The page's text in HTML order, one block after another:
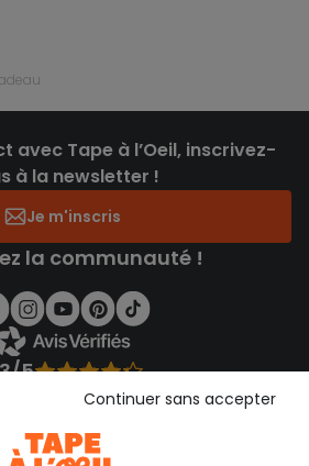
avec Tape à l’Oeil, inscrivez-
à la newsletter !
Je m'inscris
la communauté !
5
1 356 avis soumis à un contrôle
Consulter les CGU
notre application
Continuer sans accepter